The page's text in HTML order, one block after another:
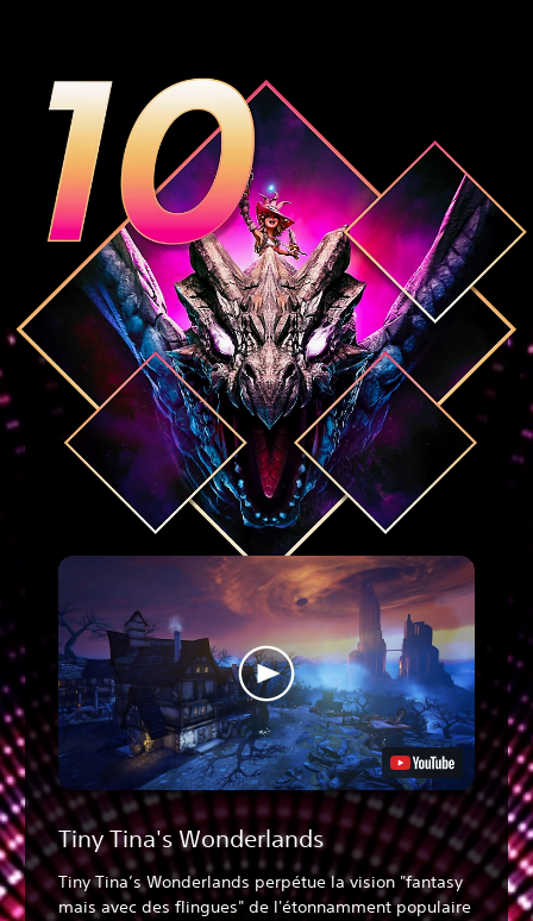
Tiny Tina's Wonderlands
Tiny Tina’s Wonderlands perpétue la vision "fantasy
mais avec des flingues" de l'étonnamment populaire